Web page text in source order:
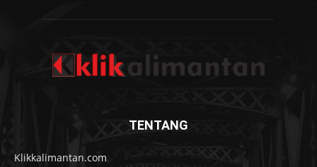
TENTANG
Klikkalimantan.com